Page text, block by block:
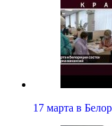
17 марта в